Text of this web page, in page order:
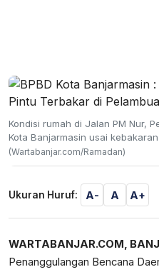
Kondisi rumah di Jalan PM Nur,
Kota Banjarmasin usai
(Wartabanjar.com/Ramadan)
Ukuran Huruf: A- A A+
WARTABANJAR.COM,
Penanggulangan Bencana